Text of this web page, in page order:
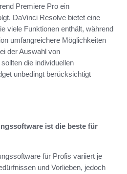
Premiere Pro ein
DaVinci Resolve bietet eine
viele Funktionen enthält, während
umfangreichere Möglichkeiten
der Auswahl von
sollten die individuellen
unbedingt berücksichtigt
ist die beste für
für Profis variiert je
und Vorlieben, jedoch